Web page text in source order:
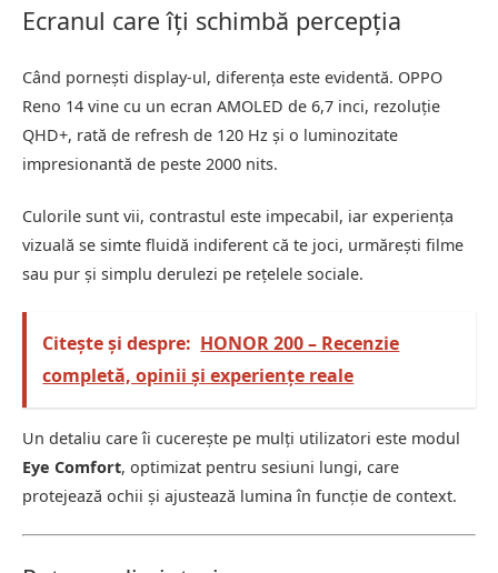
Ecranul care îți schimbă percepția
Când pornești display-ul, diferența este evidentă. OPPO
Reno 14 vine cu un ecran AMOLED de 6,7 inci, rezoluție
QHD+, rată de refresh de 120 Hz și o luminozitate
impresionantă de peste 2000 nits.
Culorile sunt vii, contrastul este impecabil, iar experiența
vizuală se simte fluidă indiferent că te joci, urmărești filme
sau pur și simplu derulezi pe rețelele sociale.
Citește și despre: HONOR 200 – Recenzie
completă, opinii și experiențe reale
Un detaliu care îi cucerește pe mulți utilizatori este modul
Eye Comfort, optimizat pentru sesiuni lungi, care
protejează ochii și ajustează lumina în funcție de context.